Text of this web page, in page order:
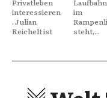
Privatleben
interessieren
. Julian
Reichelt ist
Laufbahn oft
im
Rampenlicht
steht,...